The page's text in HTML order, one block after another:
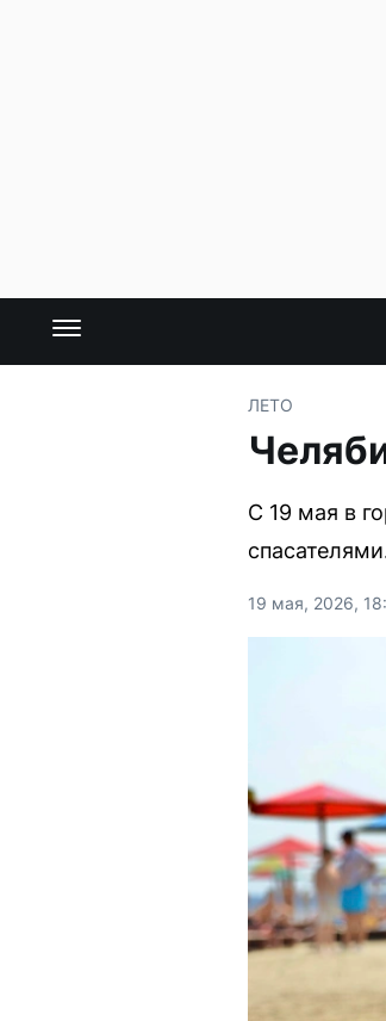
ЛЕТО
С 19 мая в
19 мая, 2026,